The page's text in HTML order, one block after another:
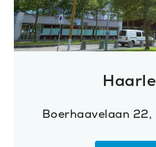
Boerhaavelaan